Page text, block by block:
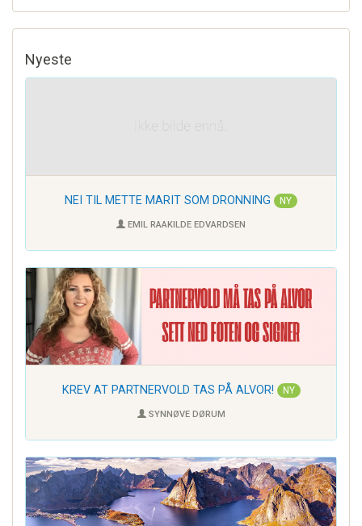
Nyeste
NEI TIL METTE MARIT SOM DRONNING NY
EMIL RAAKILDE EDVARDSEN
KREV AT PARTNERVOLD TAS PÅ ALVOR! NY
SYNNØVE DØRUM